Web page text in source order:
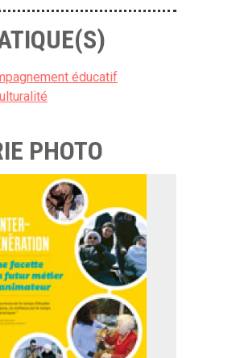
éducatif
PHOTO